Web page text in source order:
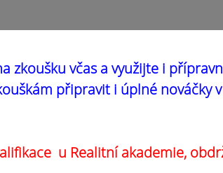
zkoušku včas a využijte i
připravit i úplné nováčky
u Realitní akademie,